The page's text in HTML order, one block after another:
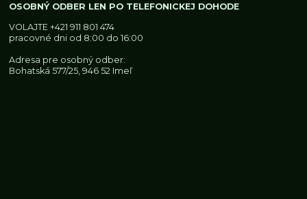
OSOBNÝ ODBER LEN PO TELEFONICKEJ DOHODE
VOLAJTE+421 911 801 474
pracovné dni od 8:00 do 16:00
Adresa pre osobný odber:
Bohatská 577/25, 946 52 Imeľ